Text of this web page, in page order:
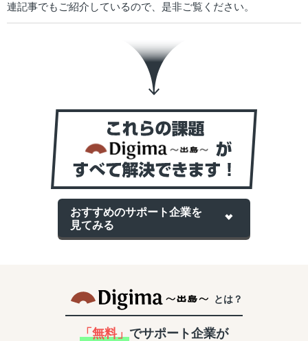
連記事でもご紹介しているので、是非ご覧ください。
おすすめのサポート企業を
見てみる
とは？
「無料」 でサポート企業が